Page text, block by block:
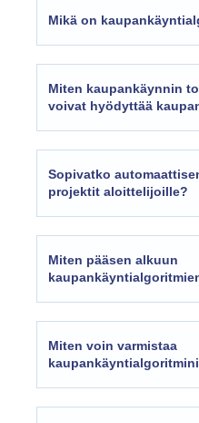
Mikä on
Miten kaupankäynnin
voivat hyödyttää
Sopivatko
projektit aloittelijoille?
Miten pääsen alkuun
Miten voin varmistaa